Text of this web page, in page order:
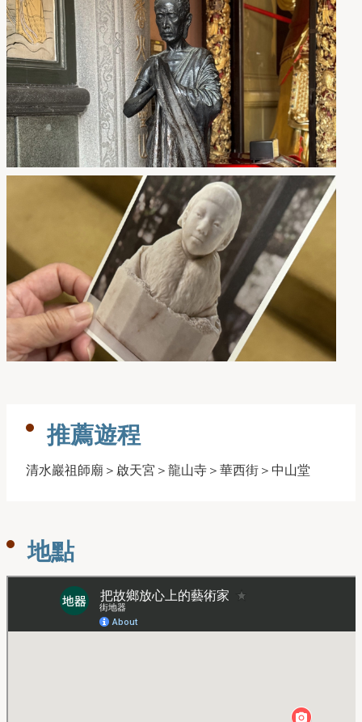
推薦遊程
清水巖祖師廟＞啟天宮＞龍山寺＞華西街＞中山堂
地點